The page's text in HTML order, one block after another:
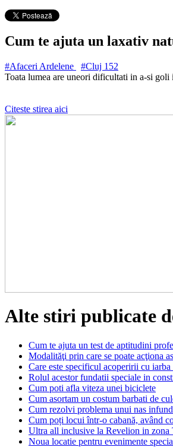
Cum te ajuta un laxativ
#Afaceri Ardelene #Cluj 152
Toata lumea are uneori dificultati in a-si
Citeste stirea aici
Alte stiri publicate
Cum te ajuta un test de aptitudini
Modalităţi prin care se poate acţiona
Care este specificul acoperirii cu
Rolul acestor fundatii speciale in
Cum poti afla viteza unei biciclete
Cum asortam un costum barbati de
Cum rezolvi problema unui nas
Cum poți locui într-o cabană, având
Ultra all inclusive la Revelion in zona
Noua locatie pentru evenimente